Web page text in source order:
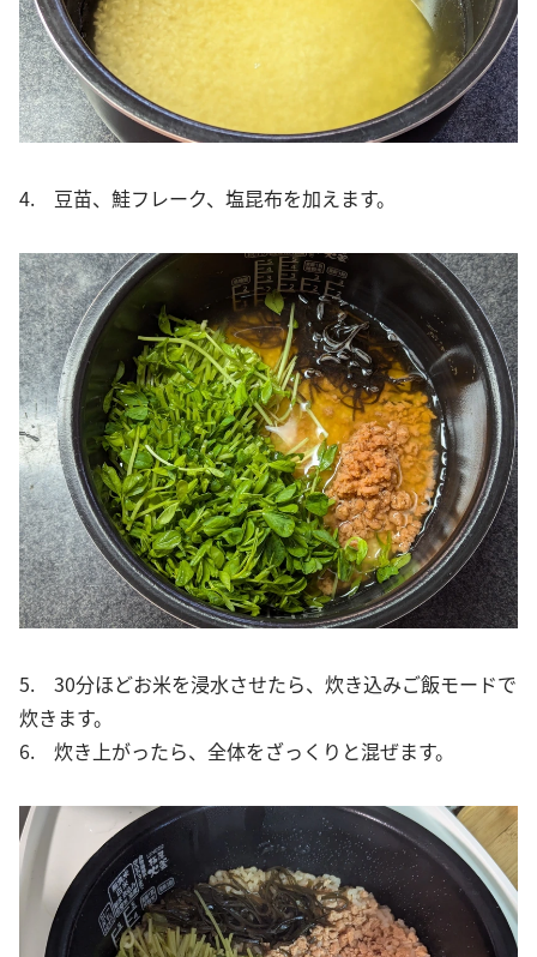
4. 豆苗、鮭フレーク、塩昆布を加えます。
5. 30分ほどお米を浸水させたら、炊き込みご飯モードで
炊きます。
6. 炊き上がったら、全体をざっくりと混ぜます。